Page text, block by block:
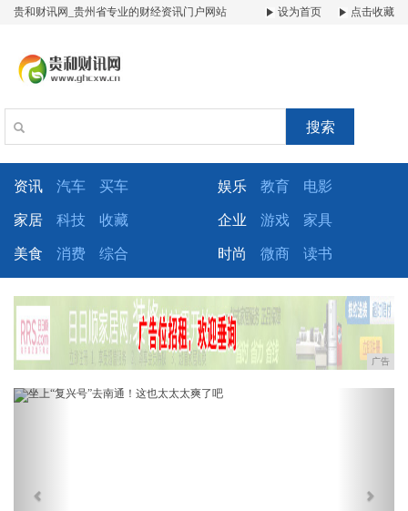
贵和财讯网_贵州省专业的财经资讯门户网站 设为首页 点击收藏
搜索
资讯 汽车 买车 娱乐 教育 电影
家居 科技 收藏 企业 游戏 家具
美食 消费 综合 时尚 微商 读书
广告
Previous